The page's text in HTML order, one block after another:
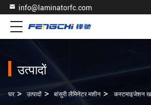
info@laminatorfc.com
उत्पादों
घर > उत्पादों > बांसुरी लैमिनेटर मशीन > कस्टमाइजेशन खाद्य पैकेजिंग कार्टन फ्लोट पेपर